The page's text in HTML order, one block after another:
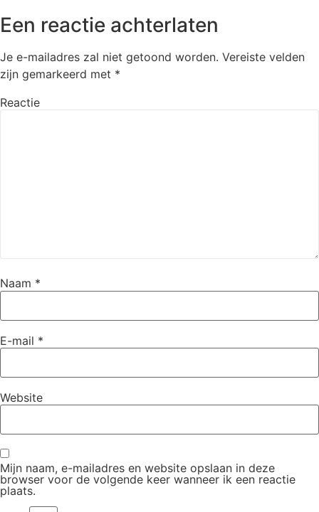
Een reactie achterlaten
Je e-mailadres zal niet getoond worden. Vereiste velden
zijn gemarkeerd met *
Reactie
Naam *
E-mail *
Website
Mijn naam, e-mailadres en website opslaan in deze
browser voor de volgende keer wanneer ik een reactie
plaats.